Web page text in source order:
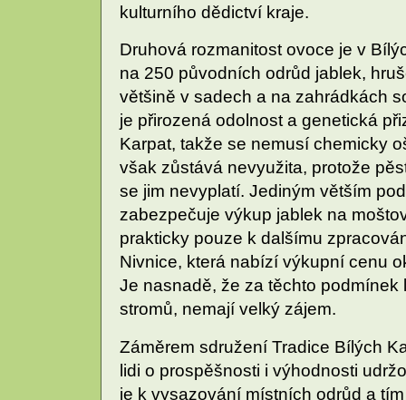
kulturního dědictví kraje.
Druhová rozmanitost ovoce je v
na 250 původních odrůd jablek,
většině v sadech a na zahrádkách
je přirozená odolnost a genetická
Karpat, takže se nemusí chemicky
však zůstává nevyužita, protože
se jim nevyplatí. Jediným větším
zabezpečuje výkup jablek na
prakticky pouze k dalšímu
Nivnice, která nabízí výkupní cenu
Je nasnadě, že za těchto
stromů, nemají velký zájem.
Záměrem sdružení Tradice Bílých
lidi o prospěšnosti i výhodnosti
je k vysazování místních odrůd a